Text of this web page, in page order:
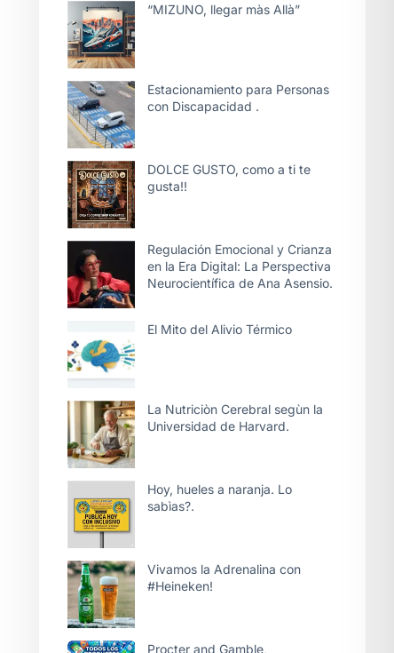
“MIZUNO, llegar màs Allà”
Estacionamiento para Personas
con Discapacidad .
DOLCE GUSTO, como a ti te
gusta!!
Regulación Emocional y Crianza
en la Era Digital: La Perspectiva
Neurocientífica de Ana Asensio.
El Mito del Alivio Térmico
La Nutriciòn Cerebral segùn la
Universidad de Harvard.
Hoy, hueles a naranja. Lo
sabìas?.
Vivamos la Adrenalina con
#Heineken!
Procter and Gamble,